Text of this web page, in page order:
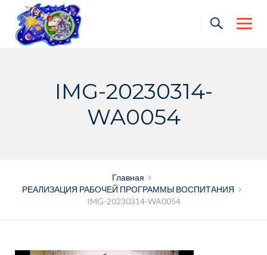
content
IMG-20230314-
WA0054
Главная
РЕАЛИЗАЦИЯ РАБОЧЕЙ ПРОГРАММЫ ВОСПИТАНИЯ
IMG-20230314-WA0054